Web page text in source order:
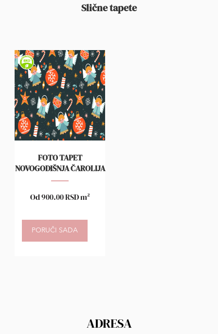
Slične tapete
FOTO TAPET
NOVOGODIŠNJA ČAROLIJA
Od900.00RSDm²
PORUČI SADA
ADRESA